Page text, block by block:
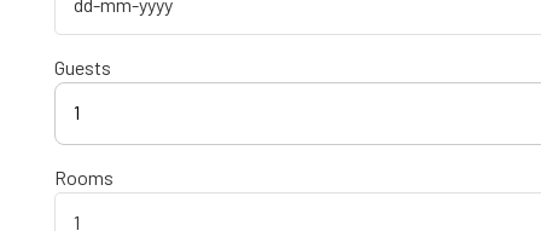
Guests
1
Rooms